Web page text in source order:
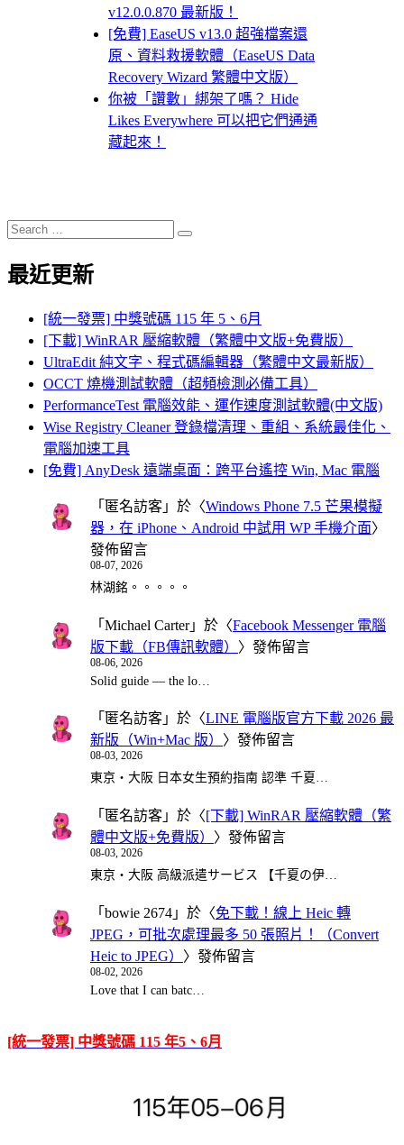
v12.0.0.870 最新版！
[免費] EaseUS v13.0 超強檔案還
原、資料救援軟體（EaseUS Data
Recovery Wizard 繁體中文版）
你被「讚數」綁架了嗎？ Hide
Likes Everywhere 可以把它們通通
藏起來！
Search
for:
Search
最近更新
[統一發票] 中獎號碼 115 年 5、6月
[下載] WinRAR 壓縮軟體（繁體中文版+免費版）
UltraEdit 純文字、程式碼編輯器（繁體中文最新版）
OCCT 燒機測試軟體（超頻檢測必備工具）
PerformanceTest 電腦效能、運作速度測試軟體(中文版)
Wise Registry Cleaner 登錄檔清理、重組、系統最佳化、
電腦加速工具
[免費] AnyDesk 遠端桌面：跨平台遙控 Win, Mac 電腦
「 匿名訪客 」於〈Windows Phone 7.5 芒果模擬
器，在 iPhone、Android 中試用 WP 手機介面〉
發佈留言
08-07, 2026
林湖銘。。。。。
「 Michael Carter」於〈Facebook Messenger 電腦
版下載（FB傳訊軟體） 〉發佈留言
08-06, 2026
Solid guide — the lo…
「 匿名訪客 」於〈LINE 電腦版官方下載 2026 最
新版（Win+Mac 版） 〉發佈留言
08-03, 2026
東京・大阪 日本女生預約指南 認準 千夏…
「 匿名訪客 」於〈[下載] WinRAR 壓縮軟體（繁
體中文版+免費版） 〉發佈留言
08-03, 2026
東京・大阪 高級派遣サービス 【千夏の伊…
「 bowie 2674 」於〈免下載！線上 Heic 轉
JPEG，可批次處理最多 50 張照片！（Convert
Heic to JPEG） 〉發佈留言
08-02, 2026
Love that I can batc…
[統一發票] 中獎號碼 115 年5、6月